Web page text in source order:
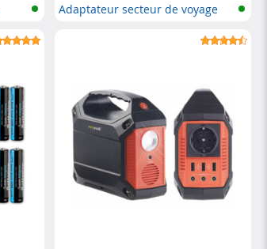
Adaptateur secteur de voyage